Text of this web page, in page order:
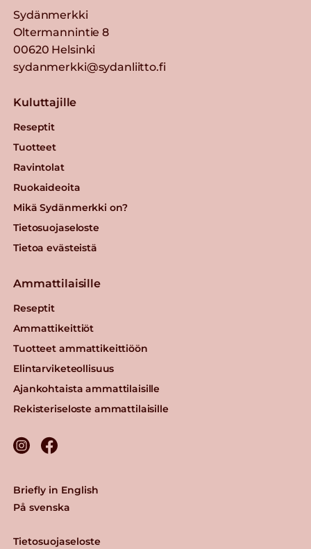
Sydänmerkki
Oltermannintie 8
00620 Helsinki
sydanmerkki@sydanliitto.fi
Kuluttajille
Reseptit
Tuotteet
Ravintolat
Ruokaideoita
Mikä Sydänmerkki on?
Tietosuojaseloste
Tietoa evästeistä
Ammattilaisille
Reseptit
Ammattikeittiöt
Tuotteet ammattikeittiöön
Elintarviketeollisuus
Ajankohtaista ammattilaisille
Rekisteriseloste ammattilaisille
Tietosuojaseloste
Briefly in English
På svenska